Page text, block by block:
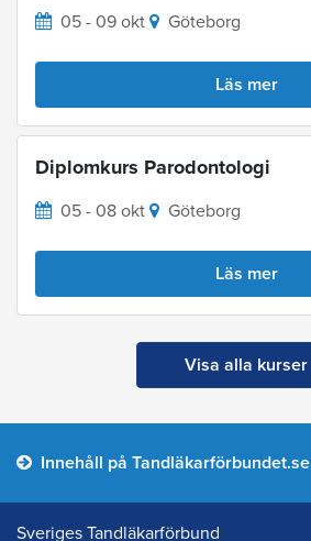
05 - 09 okt Göteborg
Läs mer
Diplomkurs Parodontologi
05 - 08 okt Göteborg
Läs mer
Visa alla kurser
Innehåll på Tandläkarförbundet.se
Sveriges Tandläkarförbund